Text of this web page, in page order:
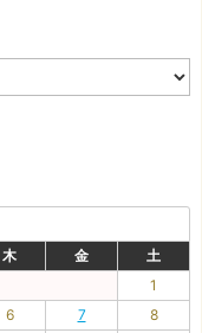
木 金
土
1
6 7
8